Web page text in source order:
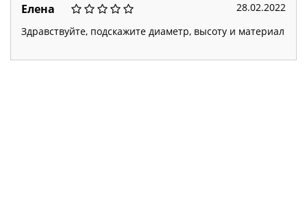
Елена
28.02.2022
Здравствуйте, подскажите диаметр, высоту и материал